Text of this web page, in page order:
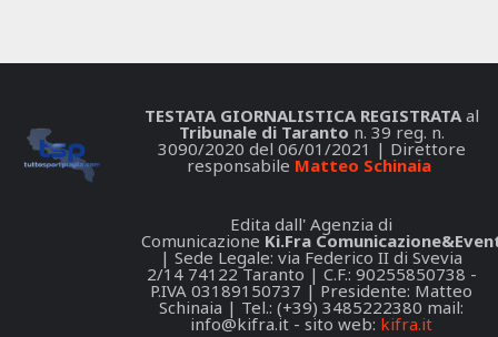
TESTATA GIORNALISTICA REGISTRATAal
Tribunale di Taranto n. 39 reg. n.
3090/2020 del 06/01/2021 | Direttore
responsabile Matteo Schinaia
Edita dall' Agenzia di
Comunicazione Ki.Fra
| Sede Legale: via Federico II di Svevia
2/14 74122 Taranto | C.F.: 90255850738 -
P.IVA 03189150737 | Presidente: Matteo
Schinaia | Tel.: (+39) 3485222380 mail:
info@kifra.it - sito web: kifra.it